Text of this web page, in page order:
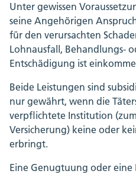
Unter gewissen
seine Angehörigen
für den verursachten
Lohnausfall, Behandlungs-
Entschädigung ist
Beide Leistungen sind
nur gewährt, wenn die
verpflichtete Institution
Versicherung) keine oder
erbringt.
Eine Genugtuung oder